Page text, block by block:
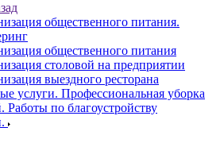
общественного питания.
общественного питания
столовой на предприятии
выездного ресторана
услуги. Профессиональная уборка
по благоустройству